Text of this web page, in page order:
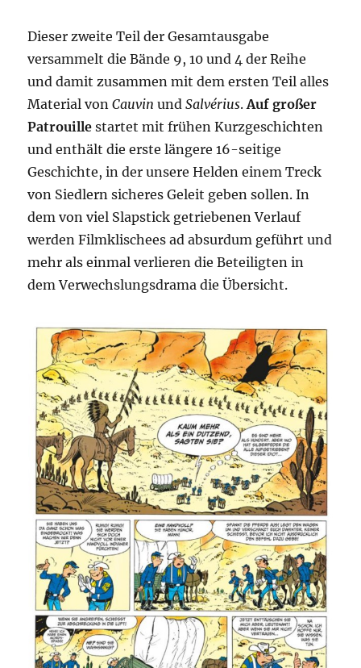
Dieser zweite Teil der Gesamtausgabe
versammelt die Bände 9, 10 und 4 der Reihe
und damit zusammen mit dem ersten Teil alles
Material vonCauvin undSalvérius.Auf großer
Patrouille startet mit frühen Kurzgeschichten
und enthält die erste längere 16-seitige
Geschichte, in der unsere Helden einem Treck
von Siedlern sicheres Geleit geben sollen. In
dem von viel Slapstick getriebenen Verlauf
werden Filmklischees ad absurdum geführt und
mehr als einmal verlieren die Beteiligten in
dem Verwechslungsdrama die Übersicht.